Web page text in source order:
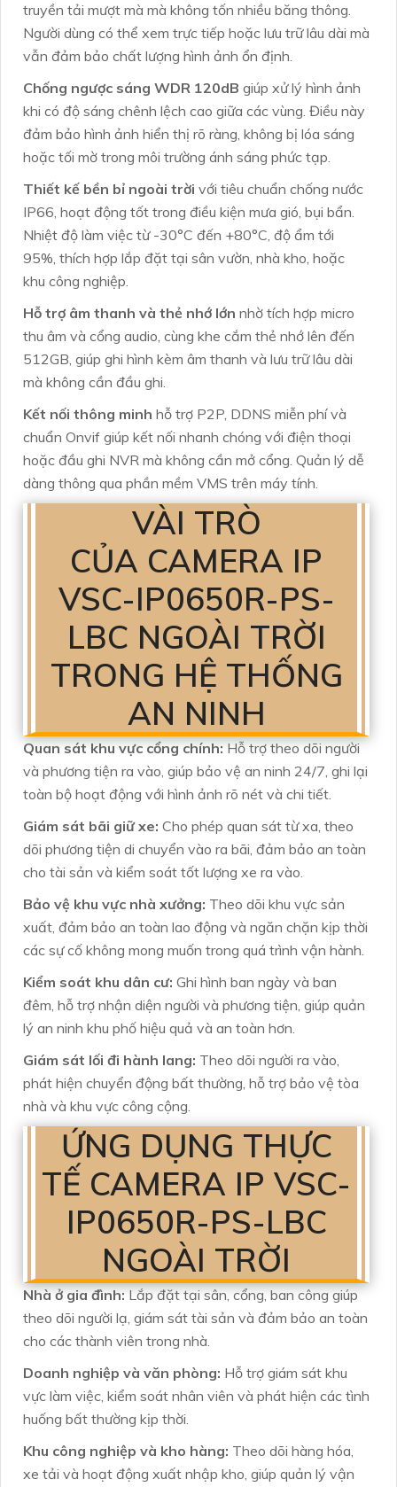
truyền tải mượt mà mà không tốn nhiều băng thông.
Người dùng có thể xem trực tiếp hoặc lưu trữ lâu dài mà
vẫn đảm bảo chất lượng hình ảnh ổn định.
Chống ngược sáng WDR 120dB giúp xử lý hình ảnh
khi có độ sáng chênh lệch cao giữa các vùng. Điều này
đảm bảo hình ảnh hiển thị rõ ràng, không bị lóa sáng
hoặc tối mờ trong môi trường ánh sáng phức tạp.
Thiết kế bền bỉ ngoài trời với tiêu chuẩn chống nước
IP66, hoạt động tốt trong điều kiện mưa gió, bụi bẩn.
Nhiệt độ làm việc từ -30°C đến +80°C, độ ẩm tới
95%, thích hợp lắp đặt tại sân vườn, nhà kho, hoặc
khu công nghiệp.
Hỗ trợ âm thanh và thẻ nhớ lớn nhờ tích hợp micro
thu âm và cổng audio, cùng khe cắm thẻ nhớ lên đến
512GB, giúp ghi hình kèm âm thanh và lưu trữ lâu dài
mà không cần đầu ghi.
Kết nối thông minh hỗ trợ P2P, DDNS miễn phí và
chuẩn Onvif giúp kết nối nhanh chóng với điện thoại
hoặc đầu ghi NVR mà không cần mở cổng. Quản lý dễ
dàng thông qua phần mềm VMS trên máy tính.
VÀI TRÒ
CỦA CAMERA IP
VSC-IP0650R-PS-
LBC NGOÀI TRỜI
TRONG HỆ THỐNG
AN NINH
Quan sát khu vực cổng chính: Hỗ trợ theo dõi người
và phương tiện ra vào, giúp bảo vệ an ninh 24/7, ghi lại
toàn bộ hoạt động với hình ảnh rõ nét và chi tiết.
Giám sát bãi giữ xe: Cho phép quan sát từ xa, theo
dõi phương tiện di chuyển vào ra bãi, đảm bảo an toàn
cho tài sản và kiểm soát tốt lượng xe ra vào.
Bảo vệ khu vực nhà xưởng: Theo dõi khu vực sản
xuất, đảm bảo an toàn lao động và ngăn chặn kịp thời
các sự cố không mong muốn trong quá trình vận hành.
Kiểm soát khu dân cư: Ghi hình ban ngày và ban
đêm, hỗ trợ nhận diện người và phương tiện, giúp quản
lý an ninh khu phố hiệu quả và an toàn hơn.
Giám sát lối đi hành lang: Theo dõi người ra vào,
phát hiện chuyển động bất thường, hỗ trợ bảo vệ tòa
nhà và khu vực công cộng.
ỨNG DỤNG THỰC
TẾ CAMERA IP VSC-
IP0650R-PS-LBC
NGOÀI TRỜI
Nhà ở gia đình: Lắp đặt tại sân, cổng, ban công giúp
theo dõi người lạ, giám sát tài sản và đảm bảo an toàn
cho các thành viên trong nhà.
Doanh nghiệp và văn phòng: Hỗ trợ giám sát khu
vực làm việc, kiểm soát nhân viên và phát hiện các tình
huống bất thường kịp thời.
Khu công nghiệp và kho hàng: Theo dõi hàng hóa,
xe tải và hoạt động xuất nhập kho, giúp quản lý vận